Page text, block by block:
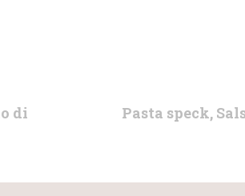
di
next
Pasta speck,